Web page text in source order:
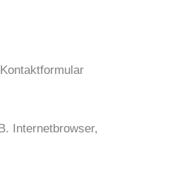
Internetbrowser,